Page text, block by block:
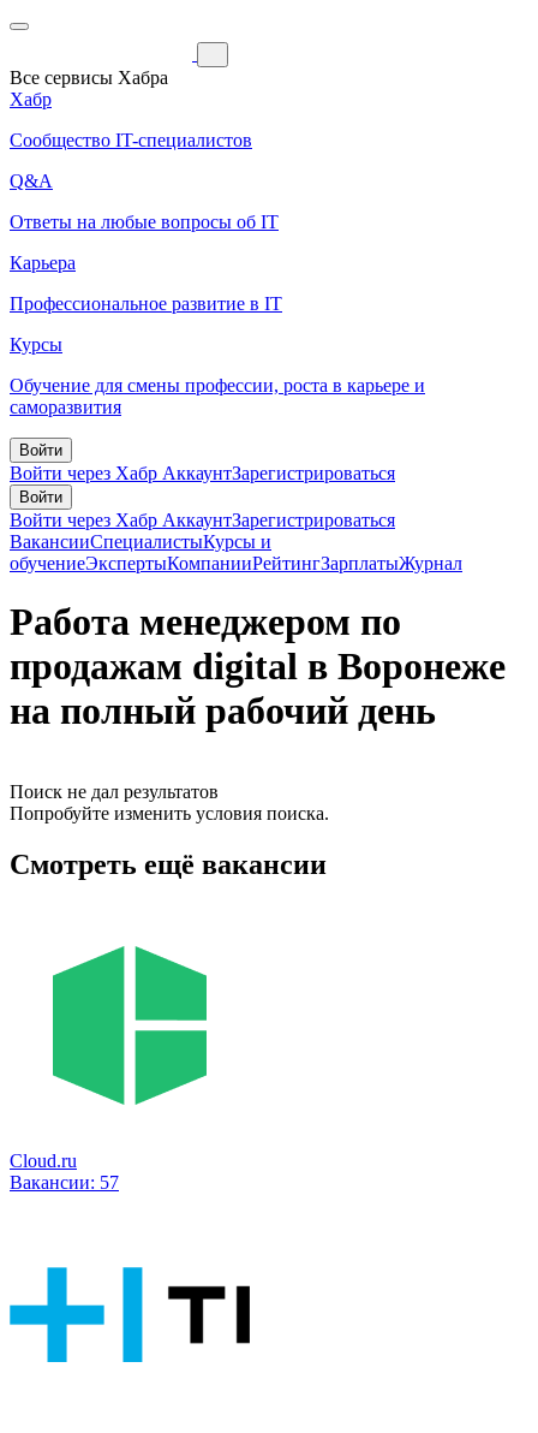
Все сервисы Хабра
Хабр
Сообщество IT-специалистов
Q&A
Ответы на любые вопросы об IT
Карьера
Профессиональное развитие в IT
Курсы
Обучение для смены профессии, роста в карьере и
саморазвития
Войти
Войти через Хабр АккаунтЗарегистрироваться
Войти
Войти через Хабр АккаунтЗарегистрироваться
ВакансииСпециалистыКурсы и
обучениеЭкспертыКомпанииРейтингЗарплатыЖурнал
Работа менеджером по
продажам digital в Воронеже
на полный рабочий день
Поиск не дал результатов
Попробуйте изменить условия поиска.
Смотреть ещё вакансии
Cloud.ru
Вакансии: 57